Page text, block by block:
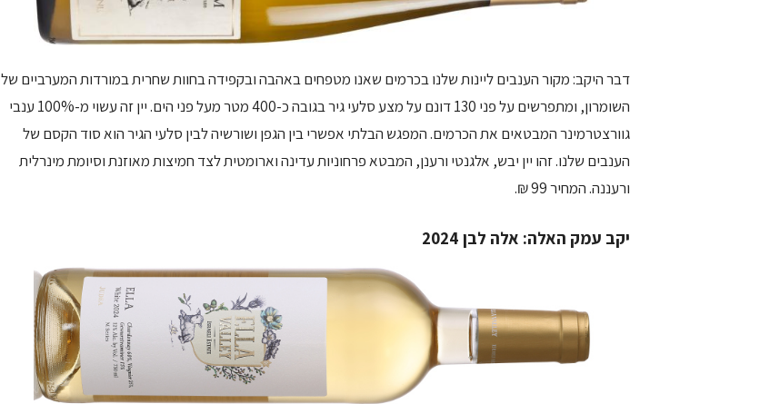
דבר היקב: מקור הענבים ליינות שלנו בכרמים שאנו מטפחים באהבה ובקפידה בחוות שחרית במורדות המערביים של
השומרון, ומתפרשים על פני 130 דונם על מצע סלעי גיר בגובה כ-400 מטר מעל פני הים. יין זה עשוי מ-100% ענבי
גוורצטרמינר המבטאים את הכרמים. המפגש הבלתי אפשרי בין הגפן ושורשיה לבין סלעי הגיר הוא סוד הקסם של
הענבים שלנו. זהו יין יבש, אלגנטי ורענן, המבטא פרחוניות עדינה וארומטית לצד חמיצות מאוזנת וסיומת מינרלית
ורעננה. המחיר 99 ₪.
יקב עמק האלה: אלה לבן 2024